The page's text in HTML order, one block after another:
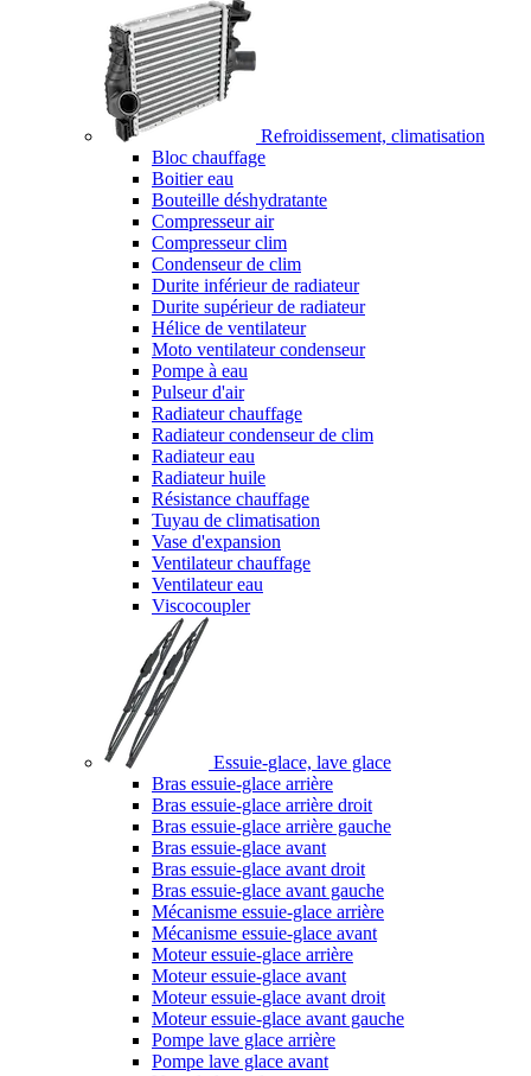
Refroidissement, climatisation
Bloc chauffage
Boitier eau
Bouteille déshydratante
Compresseur air
Compresseur clim
Condenseur de clim
Durite inférieur de radiateur
Durite supérieur de radiateur
Hélice de ventilateur
Moto ventilateur condenseur
Pompe à eau
Pulseur d'air
Radiateur chauffage
Radiateur condenseur de clim
Radiateur eau
Radiateur huile
Résistance chauffage
Tuyau de climatisation
Vase d'expansion
Ventilateur chauffage
Ventilateur eau
Viscocoupler
Essuie-glace, lave glace
Bras essuie-glace arrière
Bras essuie-glace arrière droit
Bras essuie-glace arrière gauche
Bras essuie-glace avant
Bras essuie-glace avant droit
Bras essuie-glace avant gauche
Mécanisme essuie-glace arrière
Mécanisme essuie-glace avant
Moteur essuie-glace arrière
Moteur essuie-glace avant
Moteur essuie-glace avant droit
Moteur essuie-glace avant gauche
Pompe lave glace arrière
Pompe lave glace avant